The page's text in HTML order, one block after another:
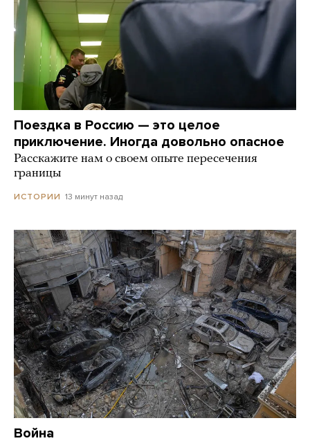
Поездка в Россию — это целое
приключение. Иногда довольно опасное
Расскажите нам о своем опыте пересечения
границы
ИСТОРИИ 13 минут назад
Война